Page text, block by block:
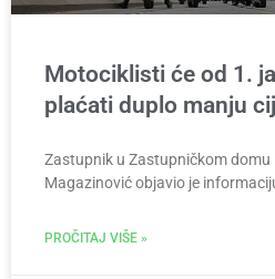
Motociklisti će od 1.
plaćati duplo manju
Zastupnik u Zastupničkom domu
Magazinović objavio je
PROČITAJ VIŠE »